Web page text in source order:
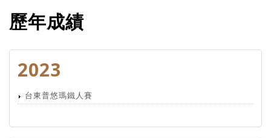
歷年成績
2023
台東普悠瑪鐵人賽